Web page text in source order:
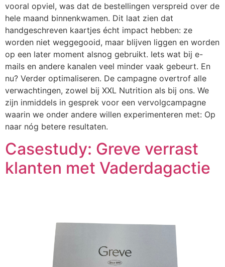
vooral opviel, was dat de bestellingen verspreid over de
hele maand binnenkwamen. Dit laat zien dat
handgeschreven kaartjes écht impact hebben: ze
worden niet weggegooid, maar blijven liggen en worden
op een later moment alsnog gebruikt. Iets wat bij e-
mails en andere kanalen veel minder vaak gebeurt. En
nu? Verder optimaliseren. De campagne overtrof alle
verwachtingen, zowel bij XXL Nutrition als bij ons. We
zijn inmiddels in gesprek voor een vervolgcampagne
waarin we onder andere willen experimenteren met: Op
naar nóg betere resultaten.
Casestudy: Greve verrast
klanten met Vaderdagactie